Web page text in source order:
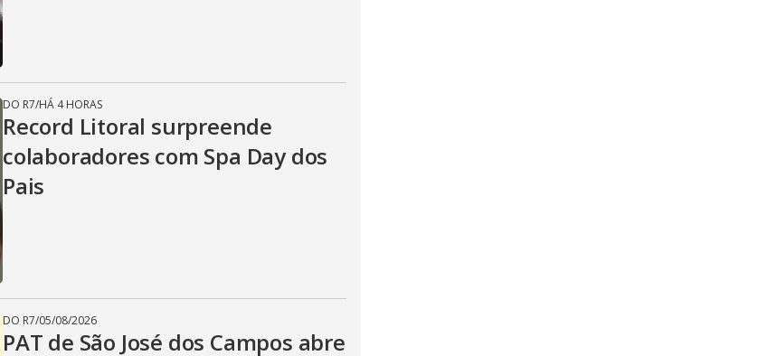
DO R7/HÁ 4 HORAS
Record Litoral surpreende
colaboradores com Spa Day dos
Pais
DO R7/05/08/2026
PAT de São José dos Campos abre